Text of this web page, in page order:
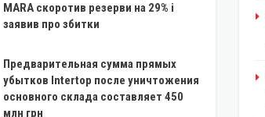
MARA скоротив резерви на 29% і
заявив про збитки
Предварительная сумма прямых
убытков Intertop после уничтожения
основного склада составляет 450
млн грн